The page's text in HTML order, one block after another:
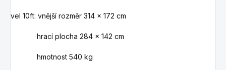
vel 10ft: vnější rozměr 314 x 172 cm
hrací plocha 284 x 142 cm
hmotnost 540 kg